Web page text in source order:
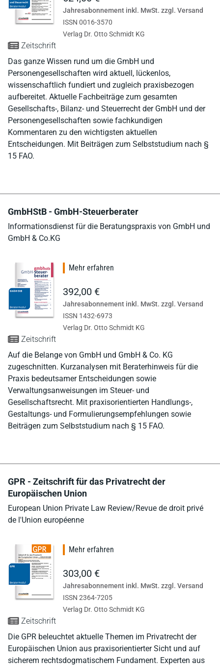
Zeitschrift
Das ganze Wissen rund um die GmbH und
Personengesellschaften wird aktuell, lückenlos,
wissenschaftlich fundiert und zugleich praxisbezogen
aufbereitet. Aktuelle Fachbeiträge zum gesamten
Gesellschafts-, Bilanz- und Steuerrecht der GmbH und der
Personengesellschaften sowie fachkundigen
Kommentaren zu den wichtigsten aktuellen
Entscheidungen. Mit Beiträgen zum Selbststudium nach §
15 FAO.
Jahresabonnement inkl. MwSt. zzgl. Versand
ISSN 0016-3570
Verlag Dr. Otto Schmidt KG
GmbHStB - GmbH-Steuerberater
Informationsdienst für die Beratungspraxis von GmbH und
GmbH & Co.KG
Zeitschrift
Auf die Belange von GmbH und GmbH & Co. KG
zugeschnitten. Kurzanalysen mit Beraterhinweis für die
Praxis bedeutsamer Entscheidungen sowie
Verwaltungsanweisungen im Steuer- und
Gesellschaftsrecht. Mit praxisorientierten Handlungs-,
Gestaltungs- und Formulierungsempfehlungen sowie
Beiträgen zum Selbststudium nach § 15 FAO.
Mehr erfahren
392,00 €
Jahresabonnement inkl. MwSt. zzgl. Versand
ISSN 1432-6973
Verlag Dr. Otto Schmidt KG
GPR - Zeitschrift für das Privatrecht der
Europäischen Union
European Union Private Law Review/Revue de droit privé
de l'Union européenne
Zeitschrift
Die GPR beleuchtet aktuelle Themen im Privatrecht der
Europäischen Union aus praxisorientierter Sicht und auf
sicherem rechtsdogmatischem Fundament. Experten aus
Mehr erfahren
303,00 €
Jahresabonnement inkl. MwSt. zzgl. Versand
ISSN 2364-7205
Verlag Dr. Otto Schmidt KG